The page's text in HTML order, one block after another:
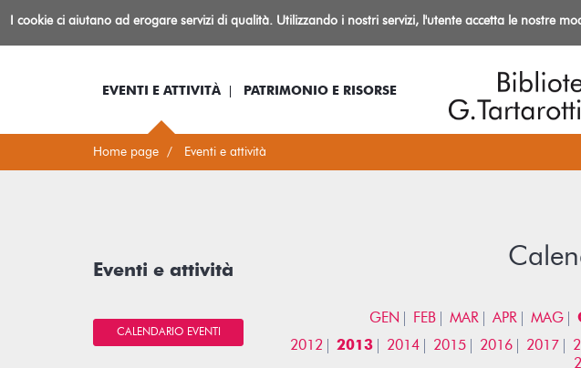
BibliotecaIo sono... Log-in Informazioni
EVENTI E ATTIVITÀ PATRIMONIO E RISORSE
Home page Eventi e attività
GEN FEB MAR APR MAG
2012
2013 2014 2015 2016 2017
Eventi e attività
CALENDARIO EVENTI
I cookie ci aiutano ad erogare servizi di qualità. Utilizzando i nostri servizi, l'utente accetta le nostre